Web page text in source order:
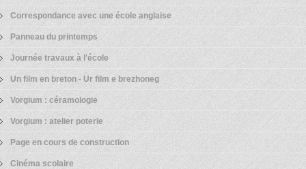
Correspondance avec une école anglaise
Panneau du printemps
Journée travaux à l'école
Un film en breton - Ur film e brezhoneg
Vorgium : céramologie
Vorgium : atelier poterie
Page en cours de construction
Cinéma scolaire